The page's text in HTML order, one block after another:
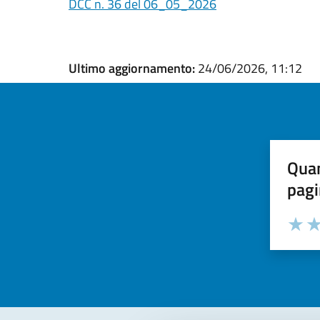
DCC n. 36 del 06_05_2026
Ultimo aggiornamento:24/06/2026, 11:12
Valuta